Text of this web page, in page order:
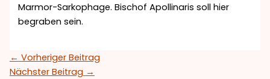
Marmor-Sarkophage. Bischof Apollinaris soll hier
begraben sein.
← Vorheriger Beitrag
Nächster Beitrag →